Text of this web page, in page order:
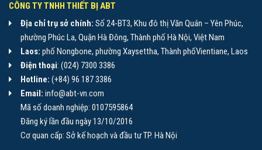
CÔNG TY TNHH THIẾT BỊ ABT
Địa chỉ trụ sở chính: Số 24-BT3, Khu đô thị Văn Quán – Yên Phúc,
phường Phúc La, Quận Hà Đông, Thành phố Hà Nội, Việt Nam
Laos: phố Nongbone, phường Xaysettha, Thành phốVientiane, Laos
Điện thoại: (024) 7300 3386
Hotline: (+84) 96 187 3386
Email: info@abt-vn.com
Mã số doanh nghiệp: 0107595864
Đăng ký lần đầu ngày 13/10/2016
Cơ quan cấp: Sở kế hoạch và đầu tư TP. Hà Nội